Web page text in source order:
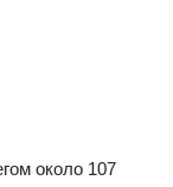
около 107